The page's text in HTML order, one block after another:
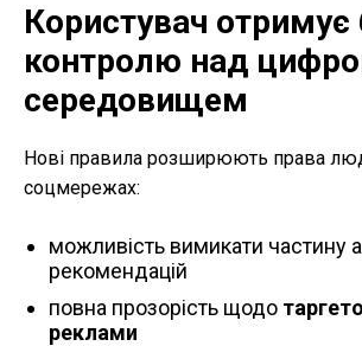
Користувач отримує
контролю над
середовищем
Нові правила розширюють права
соцмережах:
можливість вимикати частину
рекомендацій
повна прозорість щодо
реклами